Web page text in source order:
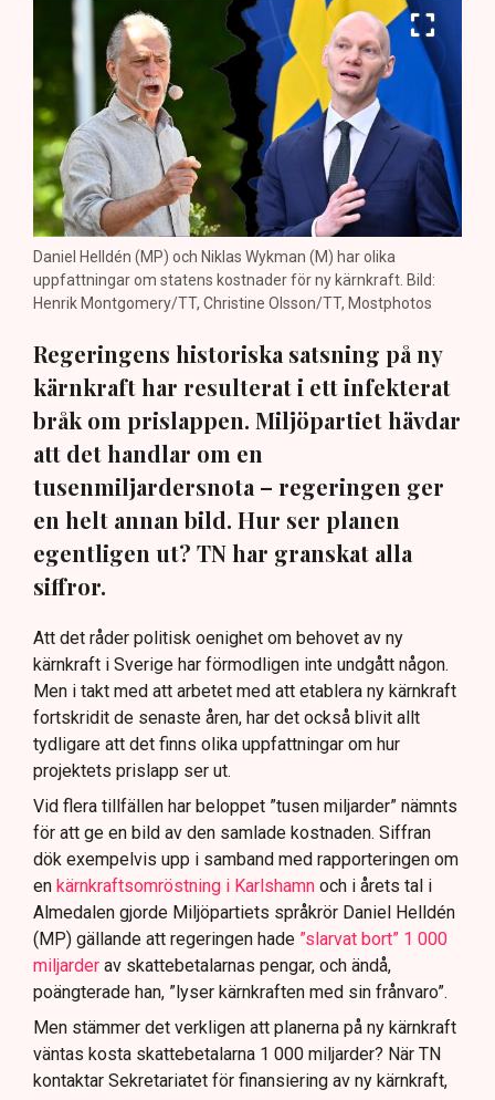
Daniel Helldén (MP) och Niklas Wykman (M) har olika
uppfattningar om statens kostnader för ny kärnkraft. Bild:
Henrik Montgomery/TT, Christine Olsson/TT, Mostphotos
Regeringens historiska satsning på ny
kärnkraft har resulterat i ett infekterat
bråk om prislappen. Miljöpartiet hävdar
att det handlar om en
tusenmiljardersnota – regeringen ger
en helt annan bild. Hur ser planen
egentligen ut? TN har granskat alla
siffror.
Att det råder politisk oenighet om behovet av ny
kärnkraft i Sverige har förmodligen inte undgått någon.
Men i takt med att arbetet med att etablera ny kärnkraft
fortskridit de senaste åren, har det också blivit allt
tydligare att det finns olika uppfattningar om hur
projektets prislapp ser ut.
Vid flera tillfällen har beloppet ”tusen miljarder” nämnts
för att ge en bild av den samlade kostnaden. Siffran
dök exempelvis upp i samband med rapporteringen om
en kärnkraftsomröstning i Karlshamn och i årets tal i
Almedalen gjorde Miljöpartiets språkrör Daniel Helldén
(MP) gällande att regeringen hade ”slarvat bort” 1 000
miljarder av skattebetalarnas pengar, och ändå,
poängterade han, ”lyser kärnkraften med sin frånvaro”.
Men stämmer det verkligen att planerna på ny kärnkraft
väntas kosta skattebetalarna 1 000 miljarder? När TN
kontaktar Sekretariatet för finansiering av ny kärnkraft,